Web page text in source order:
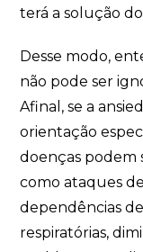
terá a solução
Desse modo,
não pode ser
Afinal, se a
orientação
doenças podem
como ataques
dependências
respiratórias,